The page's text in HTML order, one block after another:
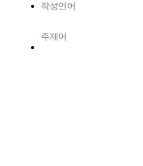
작성언어
주제어